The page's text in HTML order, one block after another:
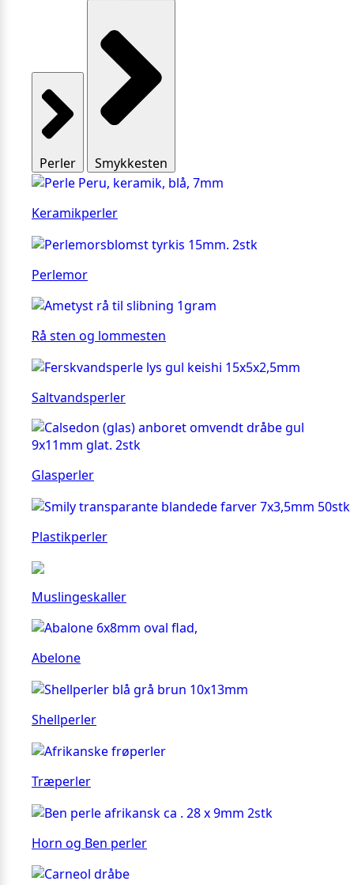
Perler Smykkesten
Keramikperler
Perlemor
Rå sten og lommesten
Saltvandsperler
Glasperler
Plastikperler
Muslingeskaller
Abelone
Shellperler
Træperler
Horn og Ben perler